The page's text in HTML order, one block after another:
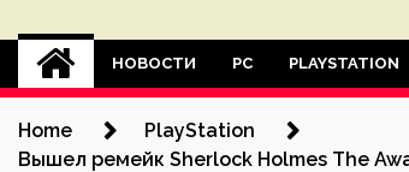
НОВОСТИ PC PLAYSTATION
Home
PlayStation
Вышел ремейк Sherlock Holmes The